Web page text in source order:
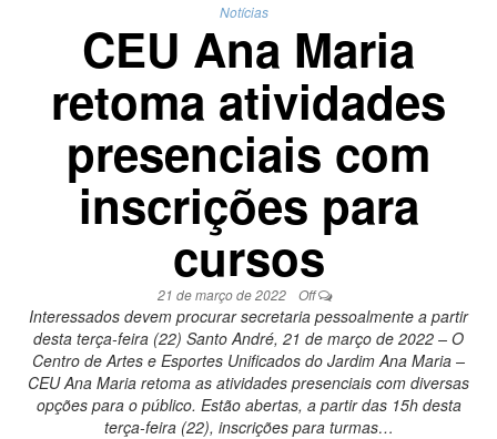
Notícias
CEU Ana Maria
retoma atividades
presenciais com
inscrições para
cursos
21 de março de 2022 Off
Interessados devem procurar secretaria pessoalmente a partir
desta terça-feira (22) Santo André, 21 de março de 2022 – O
Centro de Artes e Esportes Unificados do Jardim Ana Maria –
CEU Ana Maria retoma as atividades presenciais com diversas
opções para o público. Estão abertas, a partir das 15h desta
terça-feira (22), inscrições para turmas…